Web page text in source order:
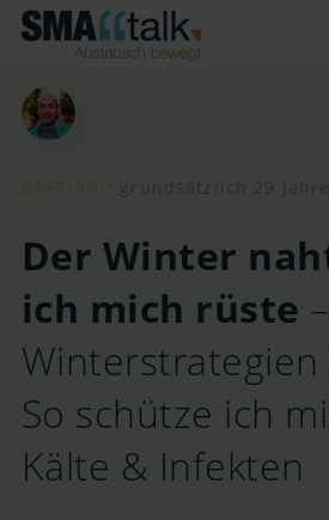
Der Winter
ich mich rüste –
Winterstrategien
So schütze ich
Kälte & Infekten